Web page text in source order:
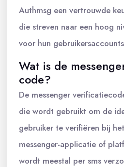
Authmsg een vertrouwde
die streven naar een hoog
voor hun
Wat is de
code?
De messenger
die wordt gebruikt om de
gebruiker te verifiëren bij
messenger-applicatie of
wordt meestal per sms